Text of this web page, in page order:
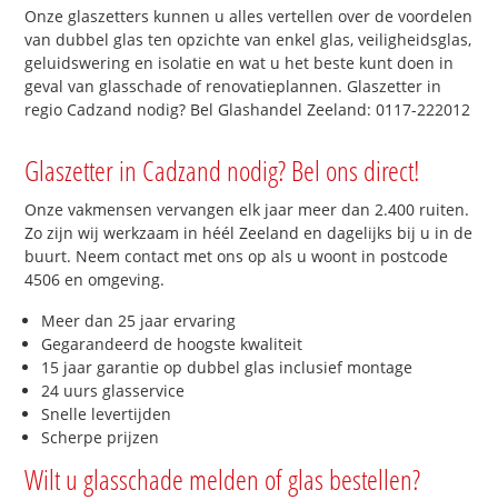
Onze glaszetters kunnen u alles vertellen over de voordelen
van dubbel glas ten opzichte van enkel glas, veiligheidsglas,
geluidswering en isolatie en wat u het beste kunt doen in
geval van glasschade of renovatieplannen. Glaszetter in
regio Cadzand nodig? Bel Glashandel Zeeland: 0117-222012
Glaszetter in Cadzand nodig? Bel ons direct!
Onze vakmensen vervangen elk jaar meer dan 2.400 ruiten.
Zo zijn wij werkzaam in héél Zeeland en dagelijks bij u in de
buurt. Neem contact met ons op als u woont in postcode
4506 en omgeving.
Meer dan 25 jaar ervaring
Gegarandeerd de hoogste kwaliteit
15 jaar garantie op dubbel glas inclusief montage
24 uurs glasservice
Snelle levertijden
Scherpe prijzen
Wilt u glasschade melden of glas bestellen?